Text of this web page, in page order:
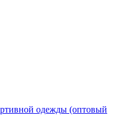
одежды (оптовый